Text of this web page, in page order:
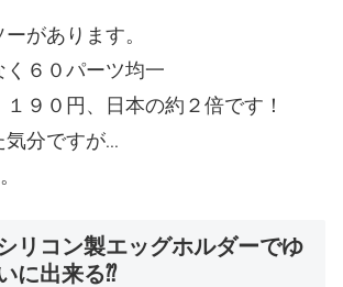
があります。
く６０パーツ均一
９０円、日本の約２倍です！
気分ですが…
リコン製エッグホルダーでゆ
に出来る⁇